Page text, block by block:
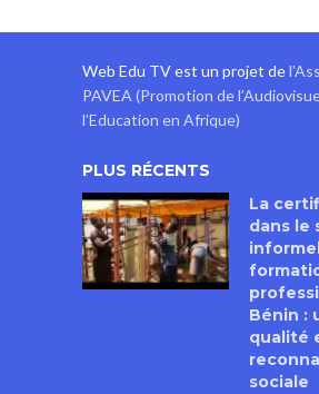
Web Edu TV est un projet de
PAVEA (Promotion de
l’Education en Afrique)
PLUS RÉCENTS
La
dans le
Bénin :
qualité
sociale